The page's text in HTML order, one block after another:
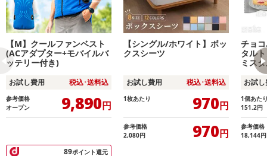
【M】クールファンベスト
(ACアダプター+モバイルバ
ッテリー付き)
お試し費用 税込･送料込
参考価格
オープン
9,890円
89ポイント還元
【シングル/ホワイト】ボッ
クスシーツ
お試し費用 税込･送料込
1枚あたり 970円
参考価格
2,080円 970円
チョ
タル
ミス
お試
1個あた
151.2円
参考価格
18,144円